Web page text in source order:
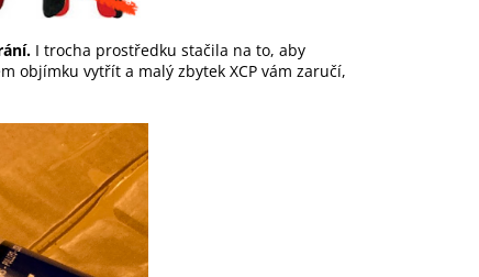
I trocha prostředku stačila na to, aby
objímku vytřít a malý zbytek XCP vám zaručí,